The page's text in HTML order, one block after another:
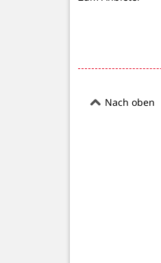
Nach oben